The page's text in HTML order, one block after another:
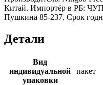
Китай. Импортёр в РБ:
Пушкина 85-237. Срок
Детали
Вид
индивидуальной
упаковки
пакет